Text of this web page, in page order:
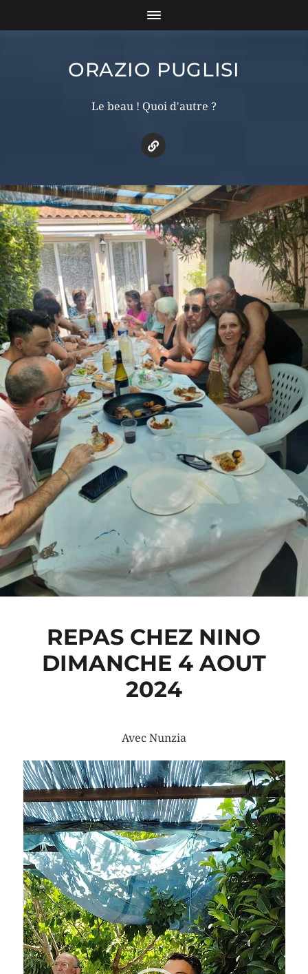
ORAZIO PUGLISI
Le beau ! Quoi d'autre ?
REPAS CHEZ NINO
DIMANCHE 4 AOUT
2024
Avec Nunzia
Lecteur
vidéo